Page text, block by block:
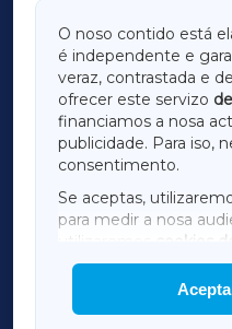
O noso contido está
é independente e
veraz, contrastada e
ofrecer este servizo
financiamos a nosa
publicidade. Para iso,
consentimento.
Se aceptas,
para medir a nosa
utilizaremos
cookies
mostrar publicidade
Así mesmo, podes
cookies que desexas